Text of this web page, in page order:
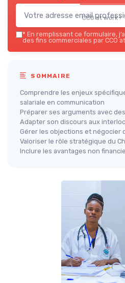
CCO at work !
* En remplissant ce formulaire,
des fins commerciales par CCO
SOMMAIRE
Comprendre les enjeux
salariale en communication
Préparer ses arguments avec
Adapter son discours aux
Gérer les objections et négocier
Valoriser le rôle stratégique du
Inclure les avantages non